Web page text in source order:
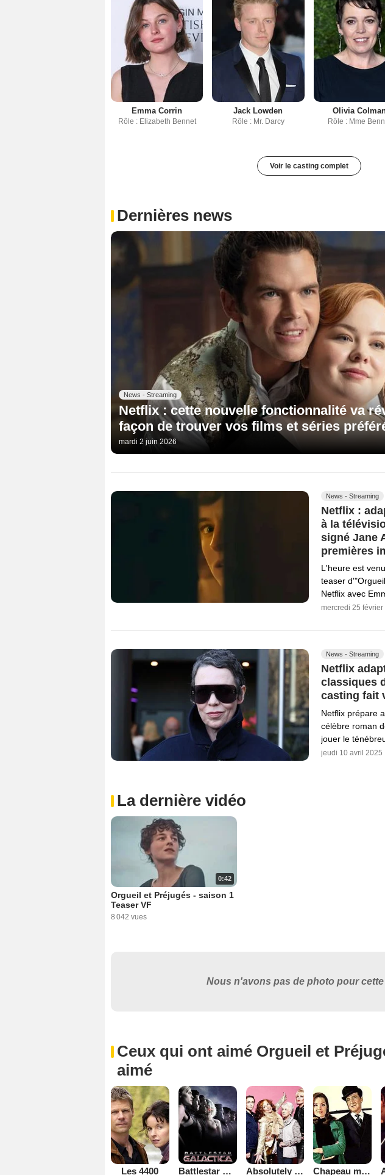
Emma Corrin
Rôle : Elizabeth Bennet
Jack Lowden
Rôle : Mr. Darcy
Olivia
Rôle : Mme
Voir le casting complet
Dernières news
News - Streaming
Netflix : cette nouvelle fonctionnalité va
façon de trouver vos films et séries
mardi 2 juin 2026
News - Streaming
Netflix :
à la
signé Jane
premières
L'heure est
teaser
Netflix avec
mercredi 25 février
News - Streaming
Netflix
classiques
casting fait
Netflix prépare
célèbre roman
jouer le
jeudi 10 avril 2025
La dernière vidéo
0:42
Orgueil et Préjugés - saison 1
Teaser VF
8 042 vues
Nous n'avons pas de photo pour cette
Ceux qui ont aimé Orgueil et
aimé
Les 4400 Battlestar Galactica Absolutely Fabulous Chapeau melon et bottes de cuir - 1961